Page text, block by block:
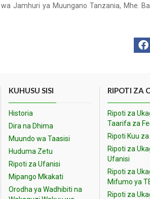
Jamhuri ya Muungano Tanzania, Mhe.
KUHUSU SISI
Historia
Dira na Dhima
Muundo wa Taasisi
Huduma Zetu
Ripoti za Ufanisi
Mipango Mkakati
Orodha ya Wadhibiti na
RIPOTI ZA
Ripoti za
Taarifa za
Ripoti Kuu
Ripoti za
Ufanisi
Ripoti za
Mifumo ya
Ripoti za